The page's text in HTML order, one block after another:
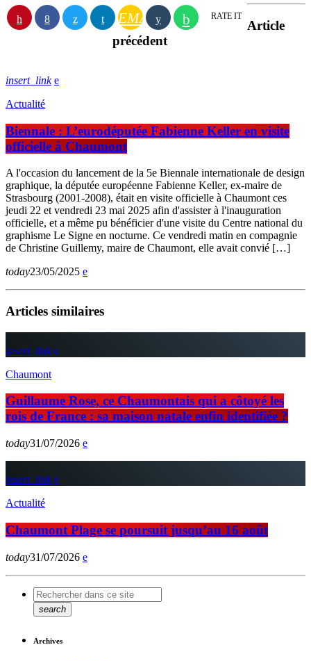
EMAIL RATE IT
Article
précédent
insert_link
Actualité
Biennale : L’eurodéputée Fabienne Keller en visite
officielle à Chaumont
A l'occasion du lancement de la 5e Biennale internationale de design
graphique, la députée européenne Fabienne Keller, ex-maire de
Strasbourg (2001-2008), était en visite officielle à Chaumont ces
jeudi 22 et vendredi 23 mai 2025 afin d'assister à l'inauguration
officielle, et a même pu bénéficier d'une visite du Centre national du
graphisme Le Signe en nocturne. Ce vendredi matin en compagnie
de Christine Guillemy, maire de Chaumont, elle avait convié […]
today23/05/2025
Articles similaires
insert_link
Chaumont
Guillaume Rose, ce Chaumontais qui a côtoyé les
rois de France : sa maison natale enfin identifiée ?
today31/07/2026
insert_link
Actualité
Chaumont Plage se poursuit jusqu’au 16 août
today31/07/2026
search
Archives